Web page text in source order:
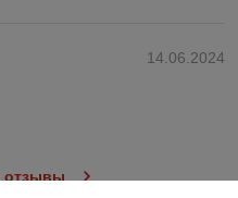
14.06.2024
отзывы